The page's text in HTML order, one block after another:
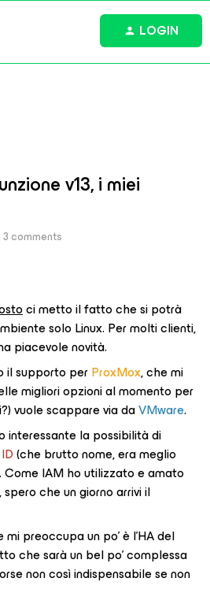
LOGIN
v13, i miei
3 comments
ci metto il fatto che si potrà
solo Linux. Per molti clienti,
piacevole novità.
il supporto perProxMox, che mi
migliori opzioni al momento per
vuole scappare via daVMware.
interessante la possibilità di
(che brutto nome, era meglio
Come IAM ho utilizzato e amato
, spero che un giorno arrivi il
preoccupa un po’ è l’HA del
che sarà un bel po’ complessa
non così indispensabile se non